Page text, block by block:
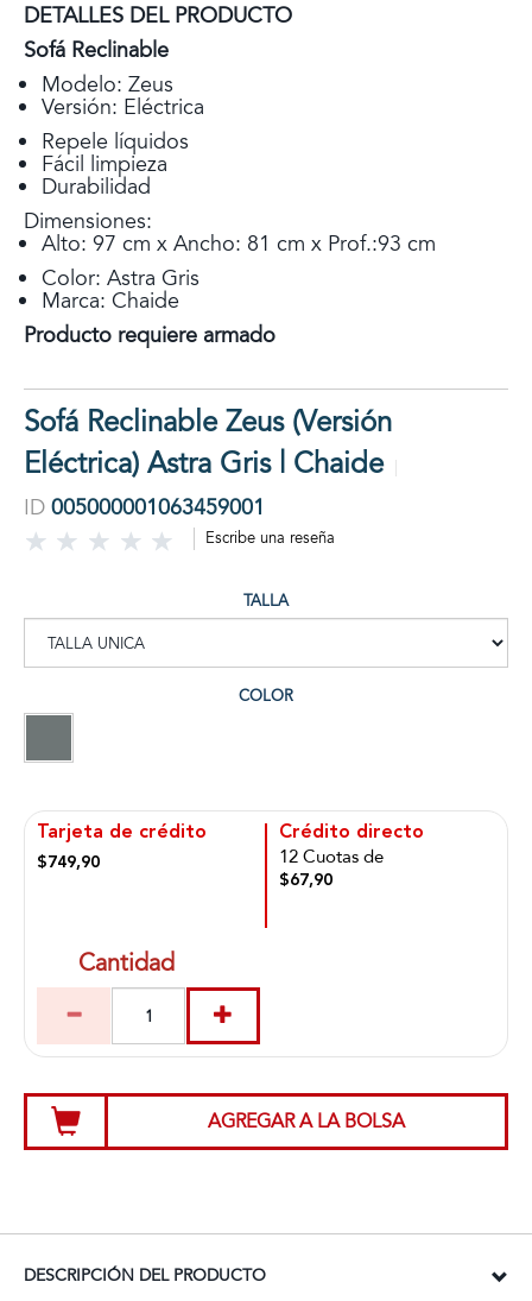
DETALLES DEL PRODUCTO
Sofá Reclinable
Modelo: Zeus
Versión: Eléctrica
Repele líquidos
Fácil limpieza
Durabilidad
Dimensiones:
Alto: 97 cm x Ancho: 81 cm x Prof.:93 cm
Color: Astra Gris
Marca: Chaide
Producto requiere armado
Sofá Reclinable Zeus (Versión
Eléctrica) Astra Gris | Chaide
ID 005000001063459001
Escribe una reseña
TALLA
COLOR
Tarjeta de crédito
$749,90
Crédito directo
12 Cuotas de
$67,90
Cantidad
AGREGAR A LA BOLSA
DESCRIPCIÓN DEL PRODUCTO